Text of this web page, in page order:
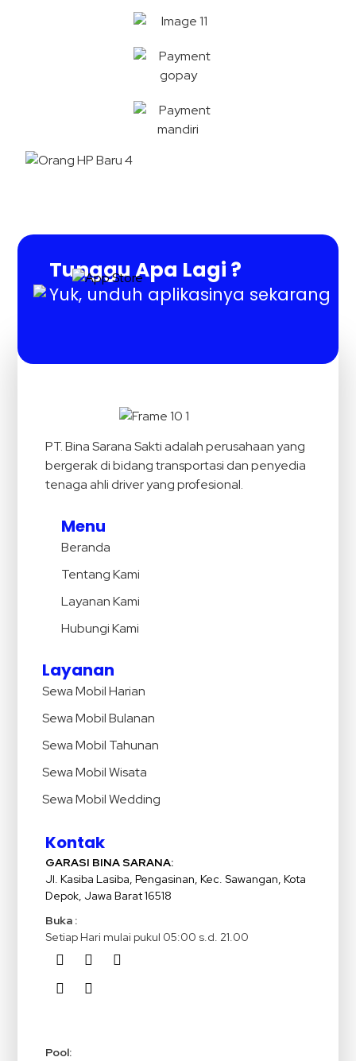
Tunggu Apa Lagi ?
Yuk, unduh aplikasinya sekarang
PT. Bina Sarana Sakti adalah perusahaan yang
bergerak di bidang transportasi dan penyedia
tenaga ahli driver yang profesional.
Menu
Beranda
Tentang Kami
Layanan Kami
Hubungi Kami
Layanan
Sewa Mobil Harian
Sewa Mobil Bulanan
Sewa Mobil Tahunan
Sewa Mobil Wisata
Sewa Mobil Wedding
Kontak
GARASI BINA SARANA:
Jl. Kasiba Lasiba, Pengasinan, Kec. Sawangan, Kota
Depok, Jawa Barat 16518
Buka :
Setiap Hari mulai pukul 05:00 s.d. 21.00
Pool: